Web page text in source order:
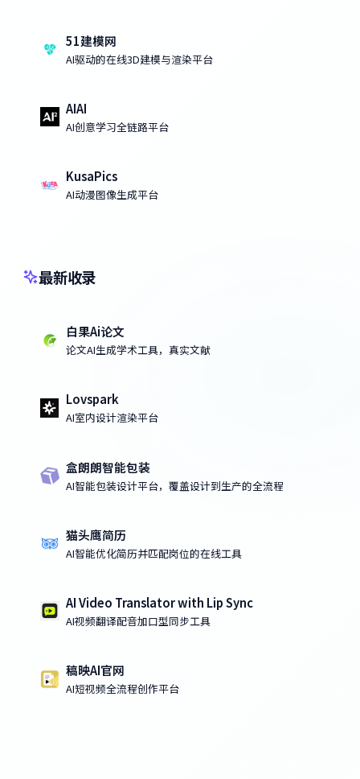
51建模网
AI驱动的在线3D建模与渲染平台
AIAI
AI创意学习全链路平台
KusaPics
AI动漫图像生成平台
最新收录
白果Ai论文
论文AI生成学术工具，真实文献
Lovspark
AI室内设计渲染平台
盒朗朗智能包装
AI智能包装设计平台，覆盖设计到生产的全流程
猫头鹰简历
AI智能优化简历并匹配岗位的在线工具
AI Video Translator with Lip Sync
AI视频翻译配音加口型同步工具
稿映AI官网
AI短视频全流程创作平台